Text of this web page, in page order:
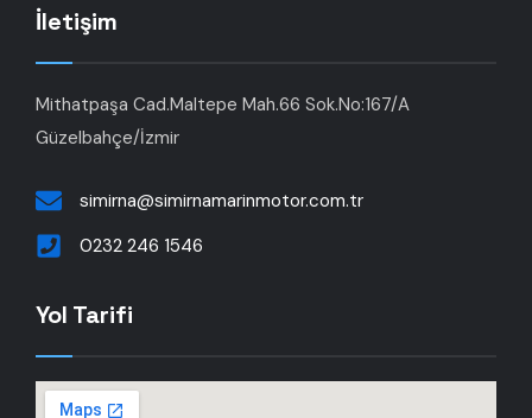
İletişim
Mithatpaşa Cad.Maltepe Mah.66 Sok.No:167/A
Güzelbahçe/İzmir
simirna@simirnamarinmotor.com.tr
0232 246 1546
Yol Tarifi